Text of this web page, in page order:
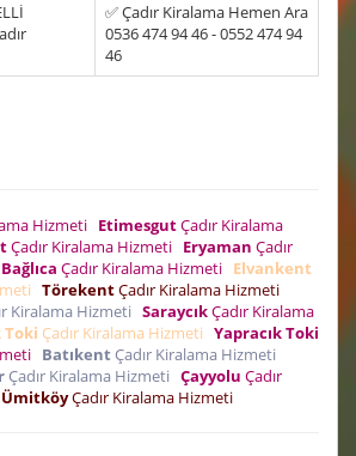
✅ Çadır Kiralama Hemen Ara
0536 474 94 46 - 0552 474 94
46
Hizmeti EtimesgutÇadır Kiralama
Çadır Kiralama Hizmeti Eryaman Çadır
Bağlıca Çadır Kiralama Hizmeti Elvankent
TörekentÇadır Kiralama Hizmeti
Kiralama Hizmeti SaraycıkÇadır Kiralama
Toki Çadır Kiralama Hizmeti Yapracık Toki
Batıkent Çadır Kiralama Hizmeti
Çadır Kiralama Hizmeti Çayyolu Çadır
ÜmitköyÇadır Kiralama Hizmeti